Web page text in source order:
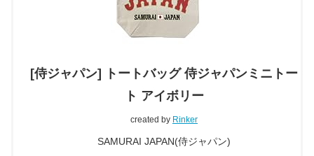
[侍ジャパン] トートバッグ 侍ジャパンミニトー
ト アイボリー
created by Rinker
SAMURAI JAPAN(侍ジャパン)